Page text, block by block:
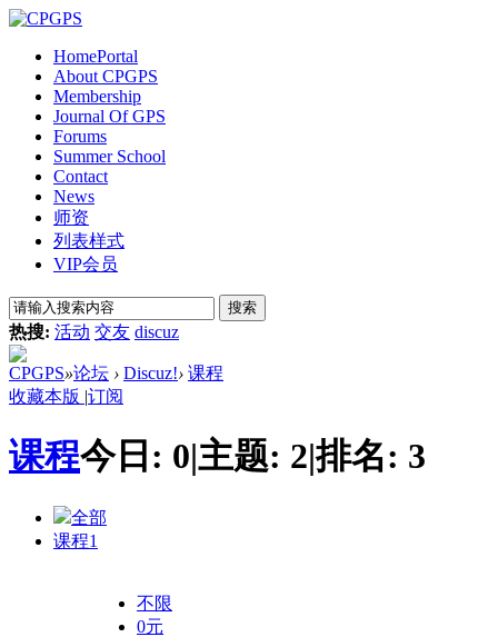
HomePortal
About CPGPS
Membership
Journal Of GPS
Forums
Summer School
Contact
News
师资
列表样式
VIP会员
搜索
热搜: 活动 交友 discuz
CPGPS»论坛 › Discuz!› 课程
收藏本版 |订阅
课程今日: 0|主题: 2|排名: 3
全部
课程1
不限
0元